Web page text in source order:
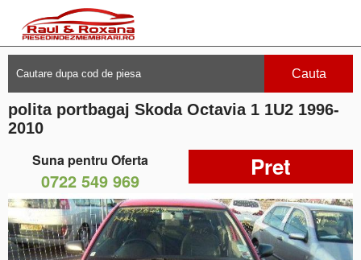
Cauta
polita portbagaj Skoda Octavia 1 1U2 1996-
2010
Suna pentru Oferta
0722 549 969 Pret